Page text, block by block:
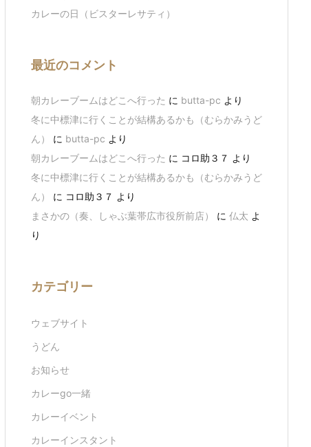
カレーの日（ビスターレサティ）
最近のコメント
朝カレーブームはどこへ行った に butta-pc より
冬に中標津に行くことが結構あるかも（むらかみうど
ん）
に butta-pc より
朝カレーブームはどこへ行った に コロ助３７ より
冬に中標津に行くことが結構あるかも（むらかみうど
ん）
に コロ助３７ より
まさかの（奏、しゃぶ葉帯広市役所前店）
に 仏太 よ
り
カテゴリー
ウェブサイト
うどん
お知らせ
カレーgo一緒
カレーイベント
カレーインスタント